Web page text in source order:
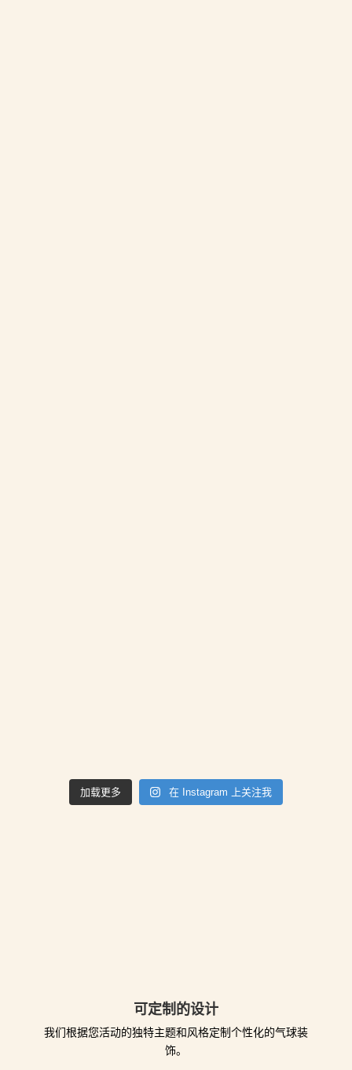
加载更多 在 Instagram 上关注我
可定制的设计
我们根据您活动的独特主题和风格定制个性化的气球装
饰。